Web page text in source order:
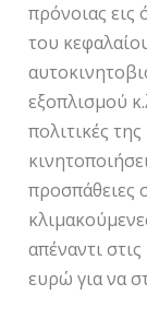
πρόνοιας
του
εξοπλισμού
πολιτικές
προσπάθειες
απέναντι
ευρώ για να